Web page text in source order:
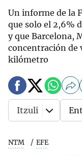
Un informe de la
que solo el 2,6%
y que Barcelona,
concentración de
kilómetro
NTM EFE
Itzuli